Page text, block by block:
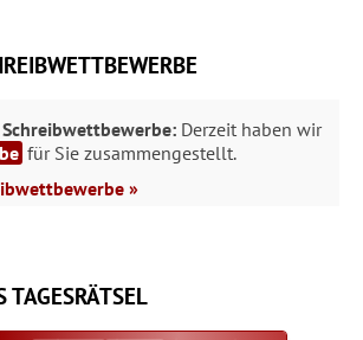
Derzeit haben wir
für Sie zusammengestellt.
»
TAGESRÄTSEL